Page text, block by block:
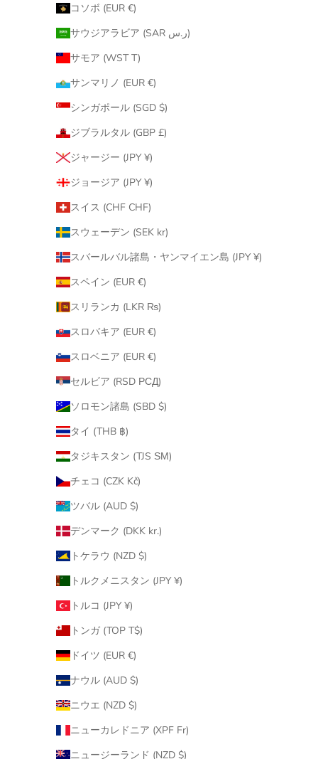
コソボ (EUR €)
サウジアラビア (SAR ر.س)
サモア (WST T)
サンマリノ (EUR €)
シンガポール (SGD $)
ジブラルタル (GBP £)
ジャージー (JPY ¥)
ジョージア (JPY ¥)
スイス (CHF CHF)
スウェーデン (SEK kr)
スバールバル諸島・ヤンマイエン島 (JPY ¥)
スペイン (EUR €)
スリランカ (LKR ₨)
スロバキア (EUR €)
スロベニア (EUR €)
セルビア (RSD РСД)
ソロモン諸島 (SBD $)
タイ (THB ฿)
タジキスタン (TJS ЅМ)
チェコ (CZK Kč)
ツバル (AUD $)
デンマーク (DKK kr.)
トケラウ (NZD $)
トルクメニスタン (JPY ¥)
トルコ (JPY ¥)
トンガ (TOP T$)
ドイツ (EUR €)
ナウル (AUD $)
ニウエ (NZD $)
ニューカレドニア (XPF Fr)
ニュージーランド (NZD $)